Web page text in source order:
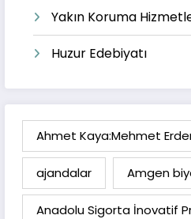
Yakın Koruma
Huzur Edebiyatı
Ahmet Kaya:Mehmet
ajandalar Amgen
Anadolu Sigorta İnovatif